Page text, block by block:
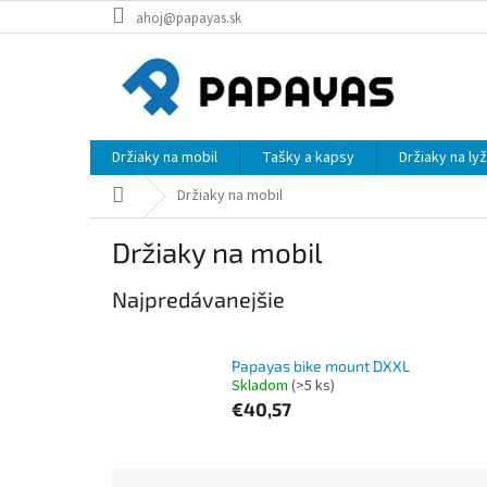
na
ahoj@papayas.sk
Držiaky na mobil Tašky a kapsy Držiaky na
DomovDržiaky na mobil
Držiaky na mobil
Najpredávanejšie
Papayas bike mount DXXL
Skladom (>5 ks)
€40,57